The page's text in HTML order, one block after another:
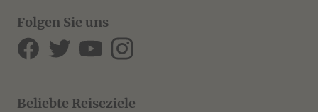
Folgen Sie uns
Beliebte Reiseziele